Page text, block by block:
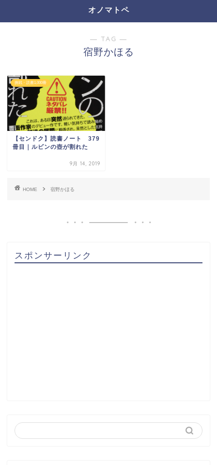
オノマトペ
― TAG ―
宿野かほる
挑戦・読書1,000冊
【センドク】読書ノート 379
冊目｜ルビンの壺が割れた
9月 14, 2019
HOME 宿野かほる
スポンサーリンク